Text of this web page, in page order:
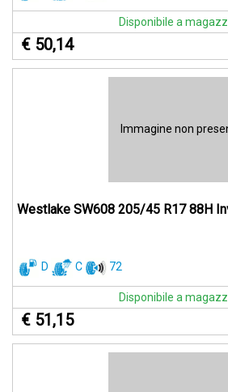
Disponibile a
€ 50,14
Immagine non
Westlake SW608 205/45 R17 88H
D C 72
Disponibile a
€ 51,15